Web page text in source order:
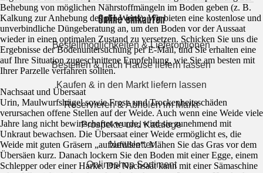
Behebung von möglichen Nährstoffmängeln im Boden geben (z. B.
Kalkung zur Anhebung des pH-Werts). Wir bieten eine kostenlose und
unverbindliche Düngeberatung an, um den Boden vor der Aussaat
wieder in einen optimalen Zustand zu versetzen. Schicken Sie uns die
Ergebnisse der Bodenuntersuchung per E-Mail, und Sie erhalten eine
auf Ihre Situation zugeschnittene Empfehlung, wie Sie am besten mit
Ihrer Parzelle verfahren sollten.
Nachsaat und Übersaat
Urin, Maulwurfshügel sowie Frost- und Trockenheitsschäden
verursachen offene Stellen auf der Weide. Auch wenn eine Weide viele
Jahre lang nicht bewirtschaftet wurde, wird sie zunehmend mit
Unkraut bewachsen. Die Übersaat einer Weide ermöglicht es, die
Weide mit guten Gräsern „aufzufüllen“. Mähen Sie das Gras vor dem
Übersäen kurz. Danach lockern Sie den Boden mit einer Egge, einem
Schlepper oder einer Harke. Die Nachsaat kann mit einer Sämaschine
Online einkaufen
Bestellmöglichkeiten & Lieferoptionen
Bestellen & nach Hause liefern lassen
Kaufen & in den Markt liefern lassen
Reservieren & Abholen im Markt
Prospekte und Kataloge
Newsletter
Onlineshop Sortiment